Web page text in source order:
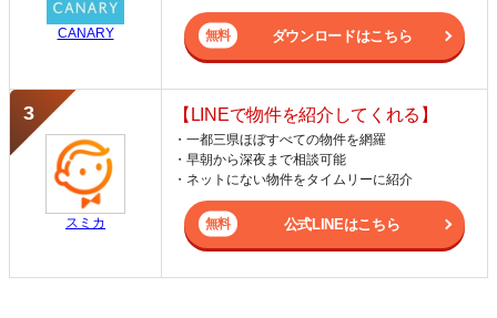
CANARY ダウンロードはこちら
スミカ
【LINEで物件を紹介してくれる】
・一都三県ほぼすべての物件を網羅
・早朝から深夜まで相談可能
・ネットにない物件をタイムリーに紹介
公式LINEはこちら